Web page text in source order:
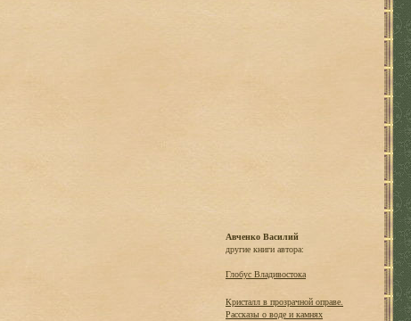
Авченко Василий
другие книги автора:
Глобус Владивостока
Кристалл в прозрачной оправе.
Рассказы о воде и камнях